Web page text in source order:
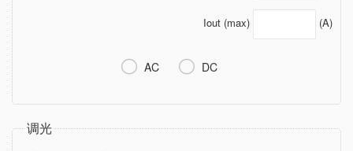
Iout (max) (A)
 AC  DC
调光